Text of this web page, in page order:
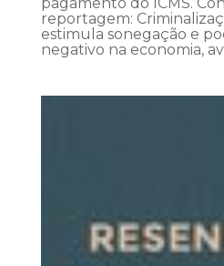
reportagem:
estimula sonegação e
negativo na economia,